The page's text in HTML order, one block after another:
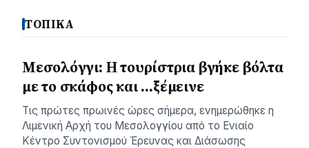
ΤΟΠΙΚΑ
Μεσολόγγι: Η τουρίστρια βγήκε βόλτα
με το σκάφος και …ξέμεινε
Τις πρώτες πρωινές ώρες σήμερα, ενημερώθηκε η
Λιμενική Αρχή του Μεσολογγίου από το Ενιαίο
Κέντρο Συντονισμού Έρευνας και Διάσωσης